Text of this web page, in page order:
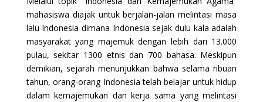
mahasiswa diajak untuk berjalan-jalan melintasi masa
lalu Indonesia dimana Indonesia sejak dulu kala adalah
masyarakat yang majemuk dengan lebih dari 13.000
pulau, sekitar 1300 etnis dan 700 bahasa. Meskipun
demikian, sejarah menunjukkan bahwa selama ribuan
tahun, orang-orang Indonesia telah belajar untuk hidup
dalam kemajemukan dan kerja sama yang melintasi